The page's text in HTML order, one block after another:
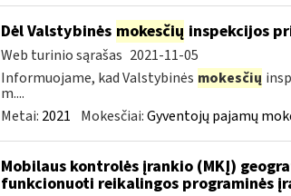
Dėl Valstybinės mokesčių inspekcijos
Web turinio sąrašas 2021-11-05
Informuojame, kad Valstybinės mokesčių
m....
Metai: 2021 Mokesčiai:Gyventojų pajamų
Mobilaus kontrolės įrankio (MKĮ)
funkcionuoti reikalingos programinės